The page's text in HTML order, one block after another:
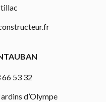
66 53 32
d’Olympe